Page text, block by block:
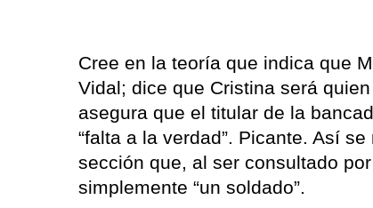
Cree en la teoría que indica que
Vidal; dice que Cristina será
asegura que el titular de la
“falta a la verdad”. Picante. Así
sección que, al ser consultado
simplemente “un soldado”.